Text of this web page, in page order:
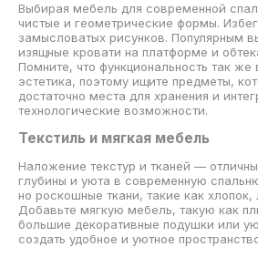
Выбирая мебель для современной
чистые и геометрические формы.
замысловатых рисунков. Популярным
изящные кровати на платформе и
Помните, что функциональность так же
эстетика, поэтому ищите предметы,
достаточно места для хранения и
технологические возможности.
Текстиль и мягкая мебель
Наложение текстур и тканей —
глубины и уюта в современную
но роскошные ткани, такие как
Добавьте мягкую мебель, такую ​​как
большие декоративные подушки или
создать удобное и уютное